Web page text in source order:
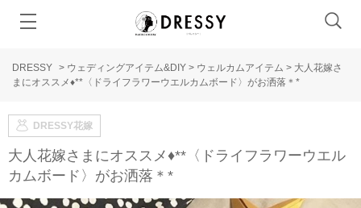
DRESSY > ウェディングアイテム&DIY > ウェルカムアイテム > 大人花嫁さ
まにオススメ♦︎**〈ドライフラワーウエルカムボード〉がお洒落＊*
DRESSY花嫁
大人花嫁さまにオススメ♦︎**〈ドライフラワーウエル
カムボード〉がお洒落＊*